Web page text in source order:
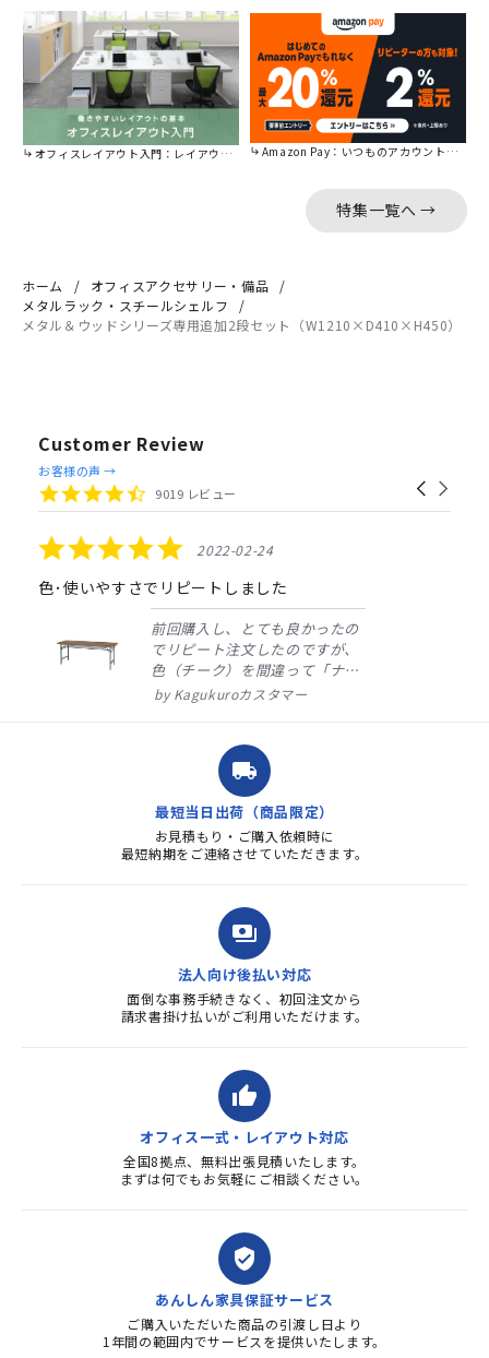
オフィスレイアウト入門：レイアウトの基本をご紹介。 Amazon Pay：いつものアカウントで簡単に決済可能。
特集一覧へ →
ホーム
オフィスアクセサリー・備品
メタルラック・スチールシェルフ
メタル＆ウッドシリーズ専用追加2段セット（W1210×D410×H450）
Customer Review
Reviews
carousel
Carousel
4.4
star
9019 レビュー
お客様の声 →
5.0
star
rating
2022-02-24
色･使いやすさでリピートしました
前回購入し、とても良かったの
でリピート注文したのですが、
色（チーク）を間違って「ナチ
ュラル」としてしまいました。
ました。商品到着も早く、品
質・使いやすさで満足していま
す。また、リピートするときは
よろしくお...
Kagukuroカスタマー
local_shipping
最短当日出荷（商品限定）
お見積もり・ご購入依頼時に
最短納期をご連絡させていただきます。
payments
法人向け後払い対応
面倒な事務手続きなく、初回注文から
請求書掛け払いがご利用いただけます。
thumb_up
オフィス一式・レイアウト対応
全国8拠点、無料出張見積いたします。
まずは何でもお気軽にご相談ください。
verified_user
あんしん家具保証サービス
ご購入いただいた商品の引渡し日より
1年間の範囲内でサービスを提供いたします。